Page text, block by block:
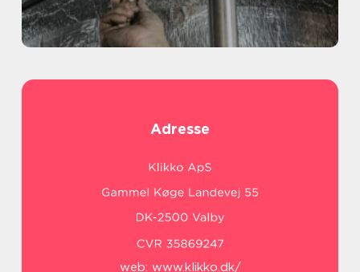
Adresse
web: www.klikko.dk/